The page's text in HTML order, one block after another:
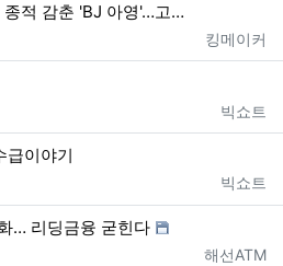
종적 감춘 'BJ 아영'…고…
등록자
킹메이커
등록자
빅쇼트
급이야기
등록자
빅쇼트
… 리딩금융 굳힌다
등록자
해선ATM